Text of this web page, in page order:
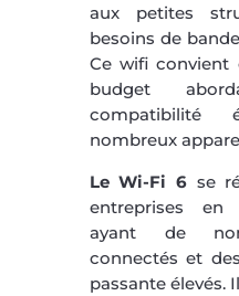
aux petites
besoins de
Ce wifi convient
budget
compatibilité
nombreux
Le Wi-Fi 6se
entreprises en
ayant de
connectés et
passante élevés.